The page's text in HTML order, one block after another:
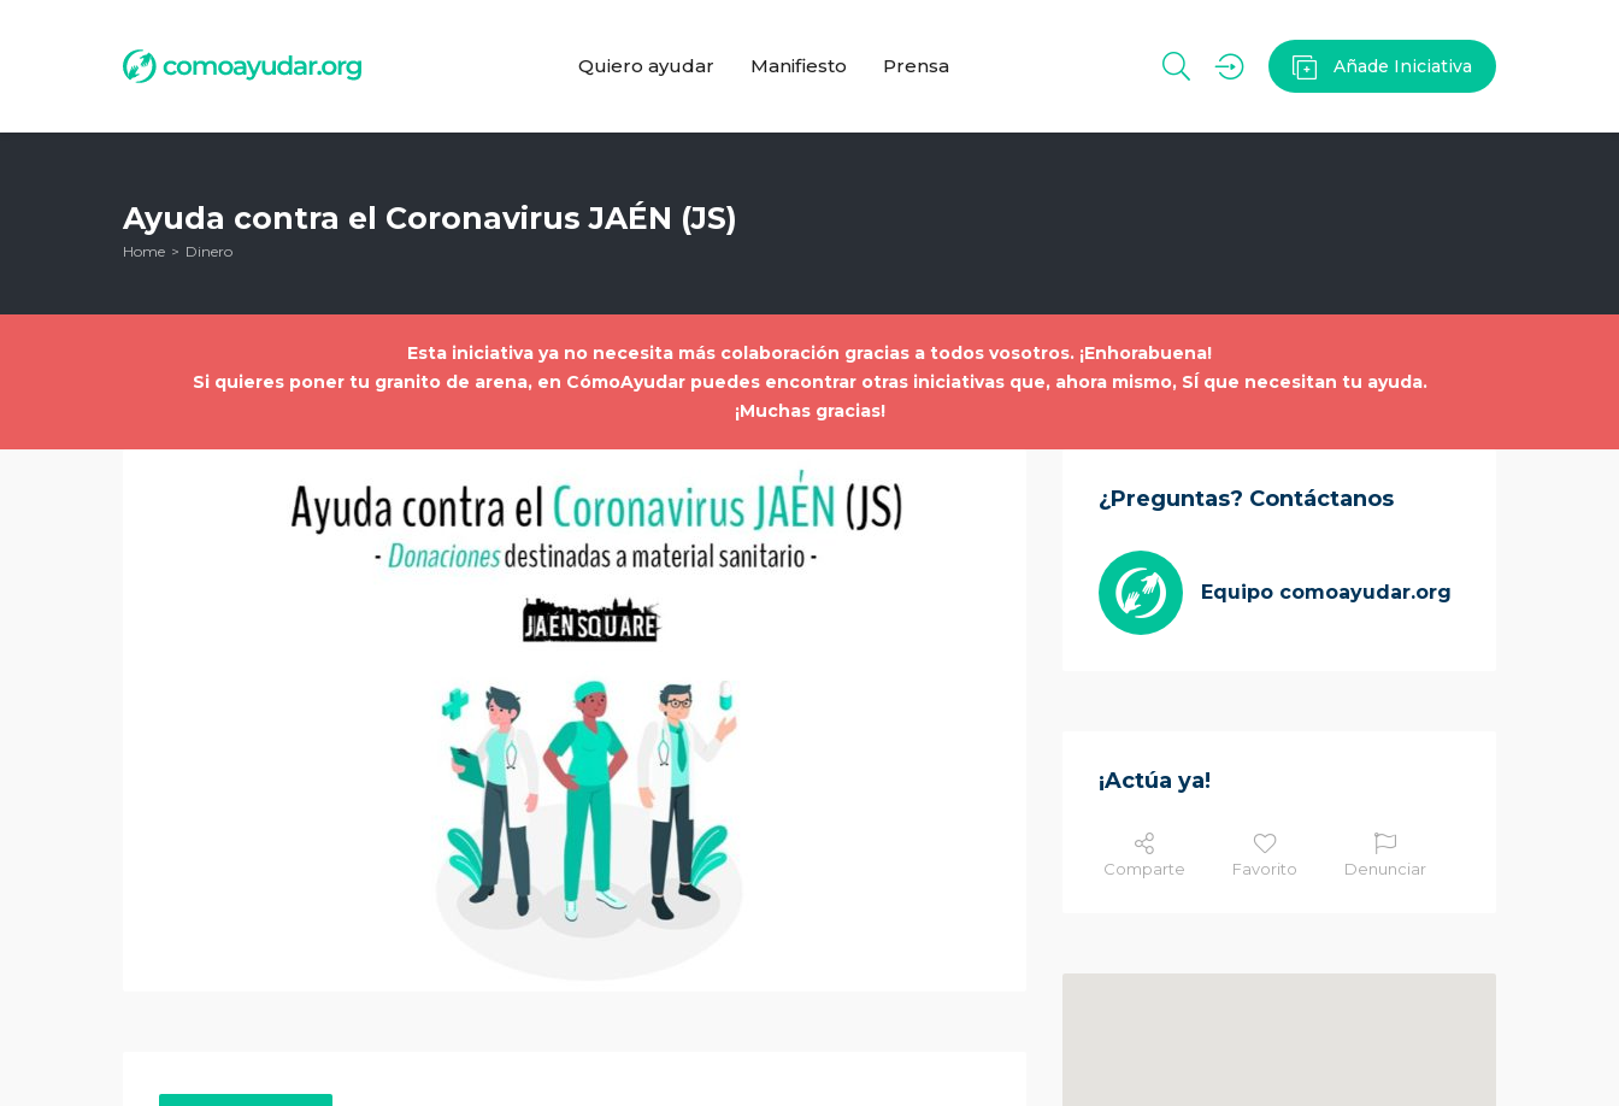
Quiero ayudar Manifiesto Prensa Añade Iniciativa
Ayuda contra el Coronavirus JAÉN (JS)
Home Dinero
Esta iniciativa ya no necesita más colaboración gracias a todos vosotros. ¡Enhorabuena!
Si quieres poner tu granito de arena, en CómoAyudar puedes encontrar otras iniciativas que, ahora mismo, SÍ que necesitan tu ayuda.
¡Muchas gracias!
¿Preguntas? Contáctanos
Equipo comoayudar.org
¡Actúa ya!
Comparte Favorito Denunciar